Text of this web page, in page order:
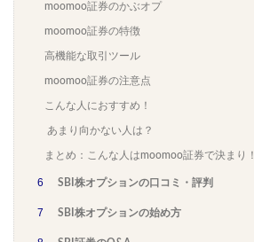
moomoo証券のかぶオプ
moomoo証券の特徴
高機能な取引ツール
moomoo証券の注意点
こんな人におすすめ！
あまり向かない人は？
まとめ：こんな人はmoomoo証券で決まり！
6 SBI株オプションの口コミ・評判
7 SBI株オプションの始め方